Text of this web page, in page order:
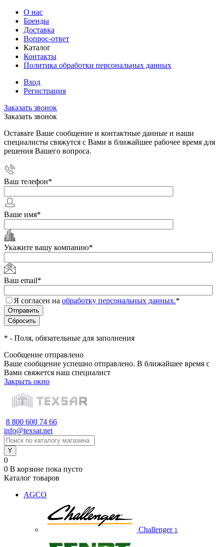
О нас
Бренды
Доставка
Вопрос-ответ
Каталог
Контакты
Политика обработки персональных данных
Вход
Регистрация
Заказать звонок
Заказать звонок
Оставьте Ваше сообщение и контактные данные и наши
специалисты свяжутся с Вами в ближайшее рабочее время для
решения Вашего вопроса.
Ваш телефон*
Ваше имя*
Укажите вашу компанию*
Ваш email*
Я согласен на обработку персональных данных.*
* - Поля, обязательные для заполнения
Сообщение отправлено
Ваше сообщение успешно отправлено. В ближайшее время с
Вами свяжется наш специалист
Закрыть окно
8 800 600 74 66
info@texsar.net
0
0 В корзине пока пусто
Каталог товаров
AGCO
Challenger 1